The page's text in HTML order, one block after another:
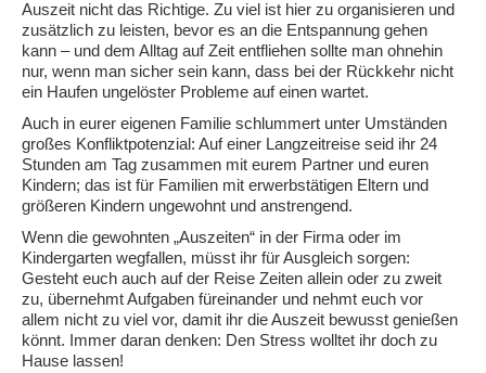
Auszeit nicht das Richtige. Zu viel ist hier zu organisieren und
zusätzlich zu leisten, bevor es an die Entspannung gehen
kann – und dem Alltag auf Zeit entfliehen sollte man ohnehin
nur, wenn man sicher sein kann, dass bei der Rückkehr nicht
ein Haufen ungelöster Probleme auf einen wartet.
Auch in eurer eigenen Familie schlummert unter Umständen
großes Konfliktpotenzial: Auf einer Langzeitreise seid ihr 24
Stunden am Tag zusammen mit eurem Partner und euren
Kindern; das ist für Familien mit erwerbstätigen Eltern und
größeren Kindern ungewohnt und anstrengend.
Wenn die gewohnten „Auszeiten“ in der Firma oder im
Kindergarten wegfallen, müsst ihr für Ausgleich sorgen:
Gesteht euch auch auf der Reise Zeiten allein oder zu zweit
zu, übernehmt Aufgaben füreinander und nehmt euch vor
allem nicht zu viel vor, damit ihr die Auszeit bewusst genießen
könnt. Immer daran denken: Den Stress wolltet ihr doch zu
Hause lassen!